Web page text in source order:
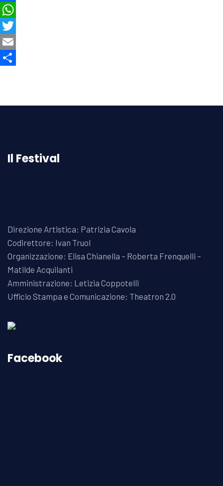
Facebook
WhatsApp
Twitter
Email
Il Festival
Direzione Artistica: Patrizia Cavola
Codirettore: Ivan Truol
Organizzazione: Elisa Chianella – Roberta Frenquelli –
Matilde Acquilanti
Amministrazione: Letizia Coppotelli
Ufficio Stampa e Comunicazione: Theatron 2.0
Facebook